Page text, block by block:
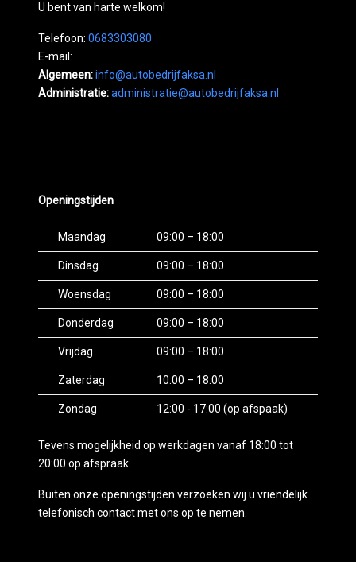
U bent van harte welkom!
Telefoon: 0683303080
E-mail:
Algemeen:info@autobedrijfaksa.nl
Administratie:administratie@autobedrijfaksa.nl
Openingstijden
Maandag 09:00 – 18:00
Dinsdag 09:00 – 18:00
Woensdag 09:00 – 18:00
Donderdag 09:00 – 18:00
Vrijdag 09:00 – 18:00
Zaterdag 10:00 – 18:00
Zondag 12:00 - 17:00 (op afspaak)
Tevens mogelijkheid op werkdagen vanaf 18:00 tot
20:00 op afspraak.
Buiten onze openingstijden verzoeken wij u vriendelijk
telefonisch contact met ons op te nemen.